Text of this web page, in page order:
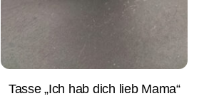
Tasse „Ich hab dich lieb Mama“